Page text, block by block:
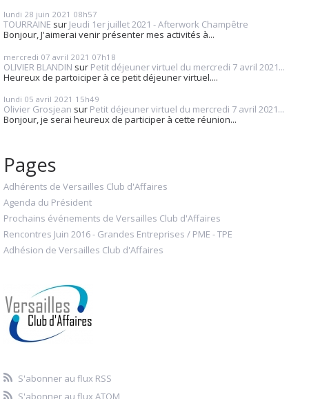
lundi 28 juin 2021 08h57
TOURRAINE sur Jeudi 1er juillet 2021 - Afterwork Champêtre
Bonjour, J'aimerai venir présenter mes activités à...
mercredi 07 avril 2021 07h18
OLIVIER BLANDIN sur Petit déjeuner virtuel du mercredi 7 avril 2021...
Heureux de partoiciper à ce petit déjeuner virtuel....
lundi 05 avril 2021 15h49
Olivier Grosjean sur Petit déjeuner virtuel du mercredi 7 avril 2021...
Bonjour, je serai heureux de participer à cette réunion...
Pages
Adhérents de Versailles Club d'Affaires
Agenda du Président
Prochains événements de Versailles Club d'Affaires
Rencontres Juin 2016 - Grandes Entreprises / PME - TPE
Adhésion de Versailles Club d'Affaires
S'abonner au flux RSS
S'abonner au flux ATOM